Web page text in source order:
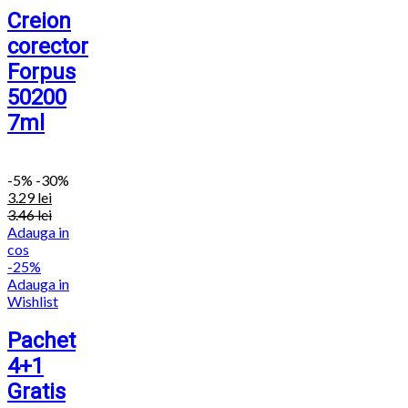
Creion
corector
Forpus
50200
7ml
-5% -30%
3.29lei
3.46lei
Adauga in
cos
-25%
Adauga in
Wishlist
Pachet
4+1
Gratis